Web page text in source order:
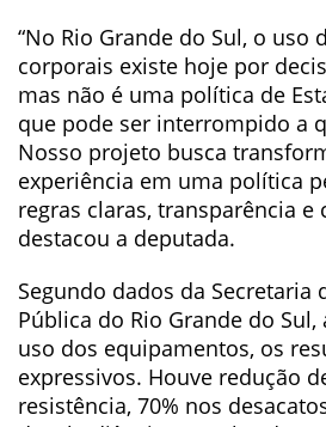
“No Rio Grande do Sul, o uso
corporais existe hoje por
mas não é uma política de
que pode ser interrompido a
Nosso projeto busca
experiência em uma política
regras claras, transparência e
destacou a deputada.
Segundo dados da Secretaria
Pública do Rio Grande do
uso dos equipamentos, os
expressivos. Houve redução
resistência, 70% nos